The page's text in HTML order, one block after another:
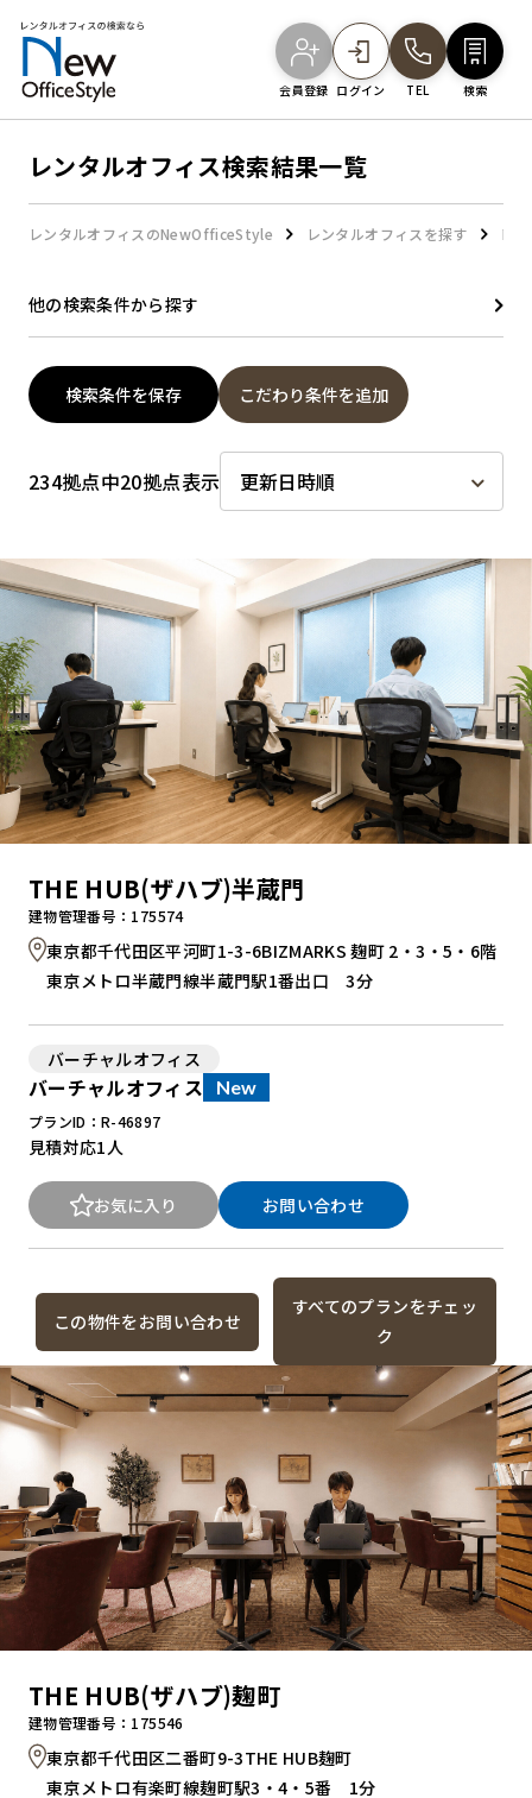
会員登録 ログイン TEL 検索
オフィスを探す
駅・路線から探す
地図から探す
キャンペーンから探す
ブランドから探す
オフィススタイルから探す
受付時間 平日9:00～18:00
お問い合わせフォーム
お知らせ
よくある質問
レンタルオフィス検索結果一覧
レンタルオフィスのNewOfficeStyle レンタルオフィスを探す レ
他の検索条件から探す
検索条件を保存 こだわり条件を追加
234拠点中20拠点表示
THE HUB(ザハブ)半蔵門
建物管理番号：175574
東京都千代田区平河町1-3-6BIZMARKS 麹町 2・3・5・6階
東京メトロ半蔵門線半蔵門駅1番出口 3分
バーチャルオフィス
バーチャルオフィス New
プランID：R-46897
見積対応1人
お気に入り お問い合わせ
この物件をお問い合わせ
すべてのプランをチェッ
ク
THE HUB(ザハブ)麹町
建物管理番号：175546
東京都千代田区二番町9-3THE HUB麹町
東京メトロ有楽町線麹町駅3・4・5番 1分